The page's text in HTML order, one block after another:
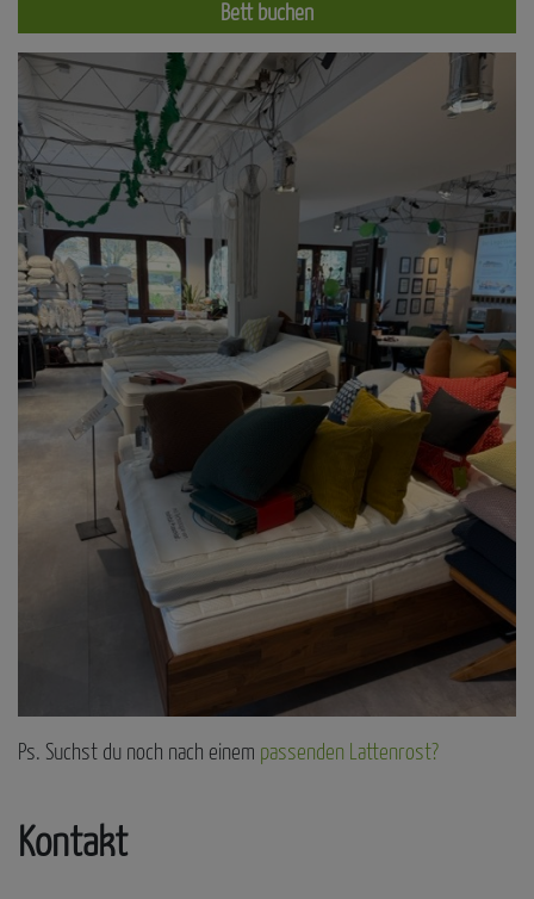
Bett buchen
Ps. Suchst du noch nach einem passenden Lattenrost?
Kontakt